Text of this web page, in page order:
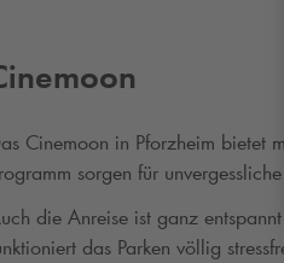
Cinemoon in Pforzheim bietet
sorgen für
die Anreise ist ganz
das Parken völlig